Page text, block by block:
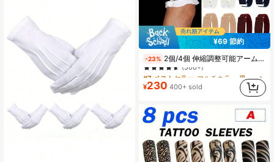
¥69 節約
-23% 2個/4個 伸縮調整可能アームバンド スリーブバンド 滑り止め シャツ袖ホルダー 袖ガーター 伸縮アームバンド
#7 ベストセラー
マルチカラー 男性用アームスリーブ
(500+)
#7 ベストセラー
(500+)
#7 ベストセラー
(500+)
マルチカラー 男性用アームスリーブ
¥230 400+ sold